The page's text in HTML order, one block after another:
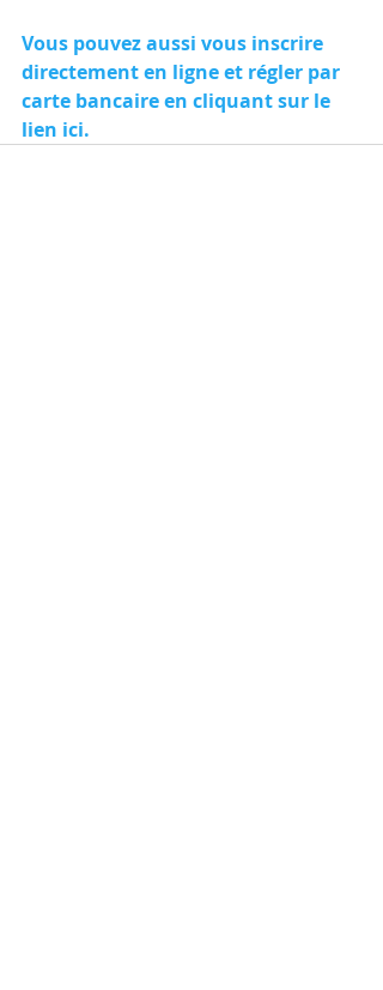
Vous pouvez aussi vous inscrire
directement en ligne et régler par
carte bancaire en cliquant sur le
lien ici.